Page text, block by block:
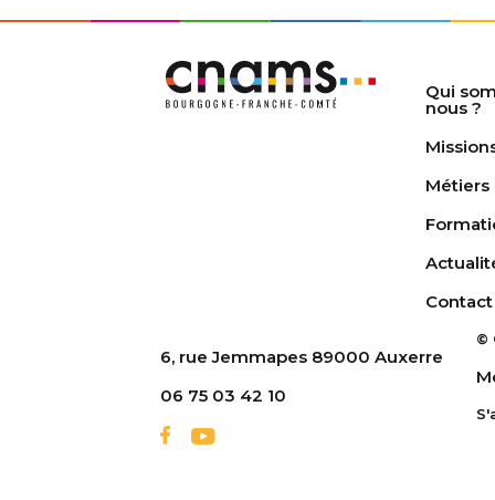
Qui
nous ?
Métiers
Contact
6, rue Jemmapes 89000 Auxerre
06 75 03 42 10
©